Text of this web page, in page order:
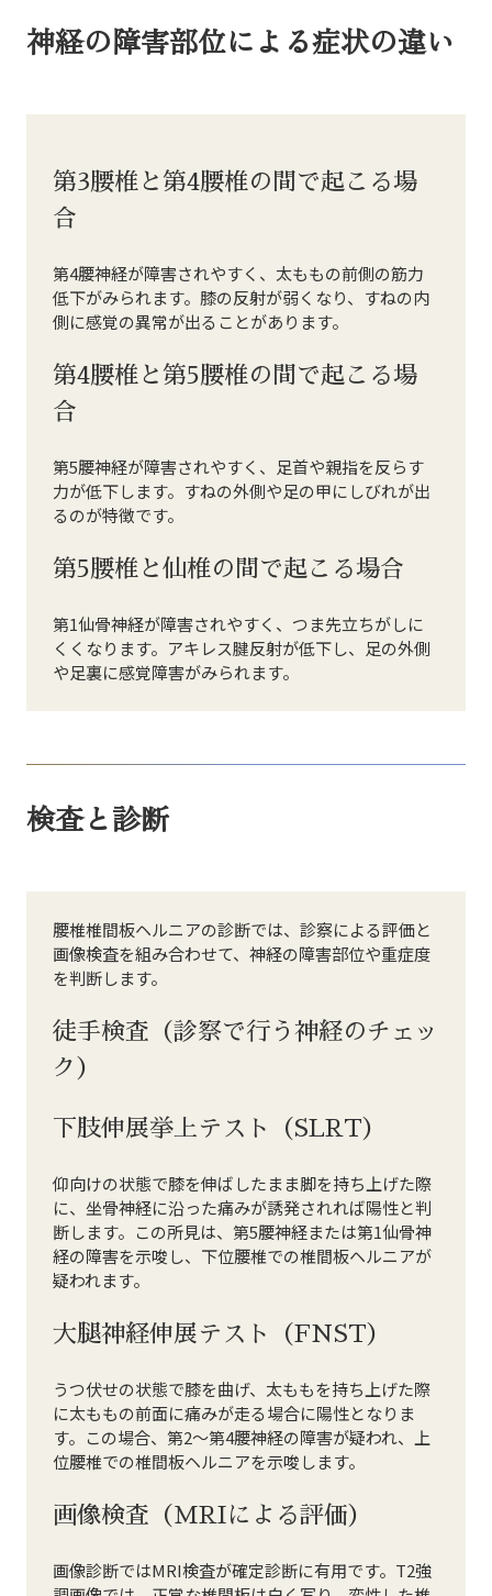
神経の障害部位による症状の違い
第3腰椎と第4腰椎の間で起こる場
合
第4腰神経が障害されやすく、太ももの前側の筋力
低下がみられます。膝の反射が弱くなり、すねの内
側に感覚の異常が出ることがあります。
第4腰椎と第5腰椎の間で起こる場
合
第5腰神経が障害されやすく、足首や親指を反らす
力が低下します。すねの外側や足の甲にしびれが出
るのが特徴です。
第5腰椎と仙椎の間で起こる場合
第1仙骨神経が障害されやすく、つま先立ちがしに
くくなります。アキレス腱反射が低下し、足の外側
や足裏に感覚障害がみられます。
検査と診断
腰椎椎間板ヘルニアの診断では、診察による評価と
画像検査を組み合わせて、神経の障害部位や重症度
を判断します。
徒手検査（診察で行う神経のチェッ
ク）
下肢伸展挙上テスト（SLRT）
仰向けの状態で膝を伸ばしたまま脚を持ち上げた際
に、坐骨神経に沿った痛みが誘発されれば陽性と判
断します。この所見は、第5腰神経または第1仙骨神
経の障害を示唆し、下位腰椎での椎間板ヘルニアが
疑われます。
大腿神経伸展テスト（FNST）
うつ伏せの状態で膝を曲げ、太ももを持ち上げた際
に太ももの前面に痛みが走る場合に陽性となりま
す。この場合、第2〜第4腰神経の障害が疑われ、上
位腰椎での椎間板ヘルニアを示唆します。
画像検査（MRIによる評価）
画像診断ではMRI検査が確定診断に有用です。T2強